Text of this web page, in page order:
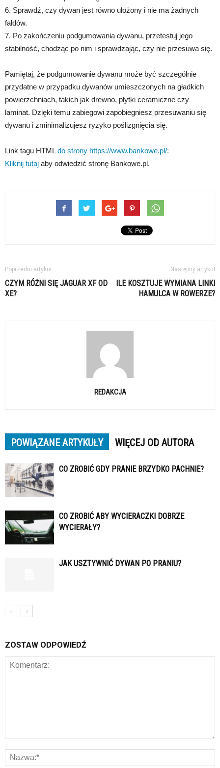
6. Sprawdź, czy dywan jest równo ułożony i nie ma żadnych
fałdów.
7. Po zakończeniu podgumowania dywanu, przetestuj jego
stabilność, chodząc po nim i sprawdzając, czy nie przesuwa się.
Pamiętaj, że podgumowanie dywanu może być szczególnie
przydatne w przypadku dywanów umieszczonych na gładkich
powierzchniach, takich jak drewno, płytki ceramiczne czy
laminat. Dzięki temu zabiegowi zapobiegniesz przesuwaniu się
dywanu i zminimalizujesz ryzyko poślizgnięcia się.
Link tagu HTMLdo strony https://www.bankowe.pl/:
Kliknij tutaj aby odwiedzić stronę Bankowe.pl.
Poprzedni artykuł
CZYM RÓŻNI SIĘ JAGUAR XF OD
XE?
Następny artykuł
ILE KOSZTUJE WYMIANA LINKI
HAMULCA W ROWERZE?
REDAKCJA
POWIĄZANE ARTYKUŁY WIĘCEJ OD AUTORA
CO ZROBIĆ GDY PRANIE BRZYDKO PACHNIE?
CO ZROBIĆ ABY WYCIERACZKI DOBRZE
WYCIERAŁY?
JAK USZTYWNIĆ DYWAN PO PRANIU?
ZOSTAW ODPOWIEDŹ